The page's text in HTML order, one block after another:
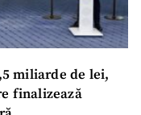
miliarde de lei,
finalizează